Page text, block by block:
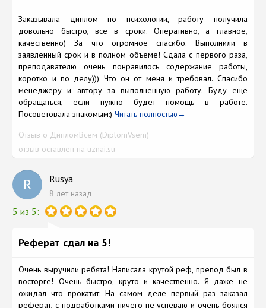
Заказывала диплом по психологии, работу получила
довольно быстро, все в сроки. Оперативно, а главное,
качественно) За что огромное спасибо. Выполнили в
заявленный срок и в полном объеме! Сдала с первого раза,
преподавателю очень понравилось содержание работы,
коротко и по делу))) Что он от меня и требовал. Спасибо
менеджеру и автору за выполненную работу. Буду еще
обращаться, если нужно будет помощь в работе.
Посоветовала знакомым:)Читать полностью
Отзыв о ДипломВсем (DiplomVsem)
отзыв оставлен на uznai.su
R Rusya
8 лет назад
5 из 5:
Реферат сдал на 5!
Очень выручили ребята! Написала крутой реф, препод был в
восторге! Очень быстро, круто и качественно. Я даже не
ожидал что прокатит. На самом деле первый раз заказал
реферат, с подработками ничего не успеваю и очень боялся